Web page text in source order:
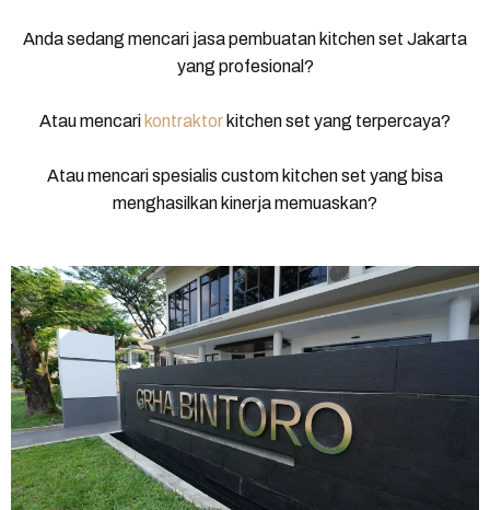
Anda sedang mencari jasa pembuatan kitchen set Jakarta
yang profesional?
Atau mencari kontraktor kitchen set yang terpercaya?
Atau mencari spesialis custom kitchen set yang bisa
menghasilkan kinerja memuaskan?